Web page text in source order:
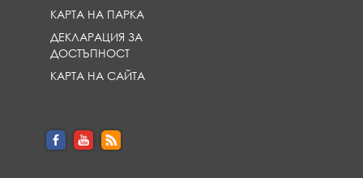
КАРТА НА ПАРКА
ДЕКЛАРАЦИЯ ЗА
ДОСТЪПНОСТ
КАРТА НА САЙТА